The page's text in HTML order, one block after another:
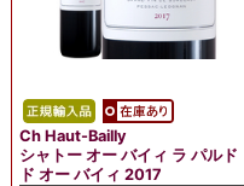
Ch Haut-Bailly
シャトー オー バイィ ラ パルド
ド オー バイィ 2017